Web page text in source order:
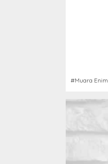
#Muara Enim